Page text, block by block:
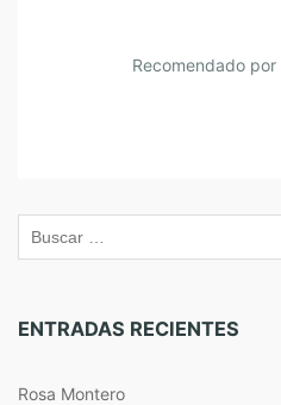
Recomendado por
ENTRADAS RECIENTES
Rosa Montero